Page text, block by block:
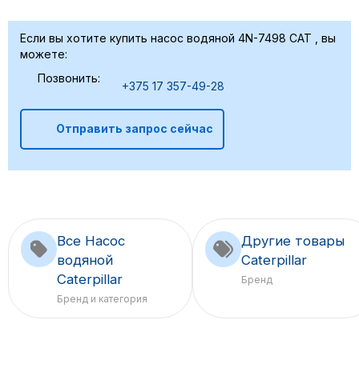
Если вы хотите купить насос водяной 4N-7498 CAT , вы
можете:
Позвонить:
+375 17 357-49-28
Отправить запрос сейчас
Все Насос
водяной
Caterpillar
Бренд и категория
Другие товары
Caterpillar
Бренд